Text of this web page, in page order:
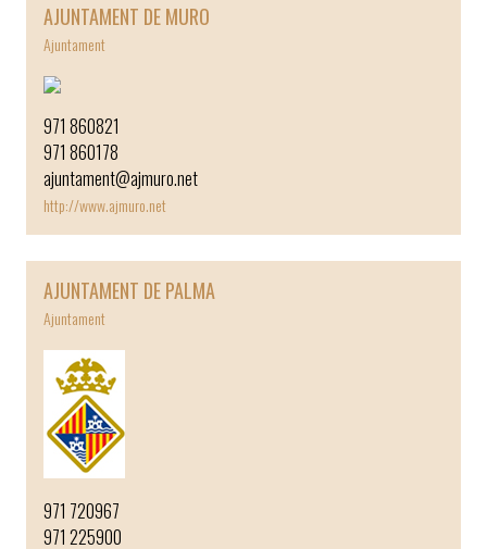
AJUNTAMENT DE MURO
Ajuntament
971 860821
971 860178
ajuntament@ajmuro.net
http://www.ajmuro.net
AJUNTAMENT DE PALMA
Ajuntament
971 720967
971 225900